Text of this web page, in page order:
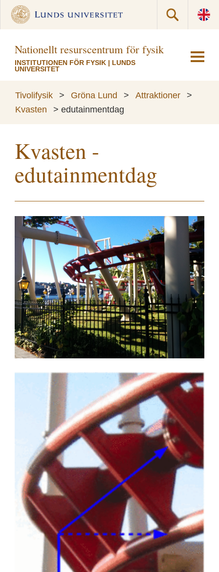
Nationellt resurscentrum för fysik
INSTITUTIONEN FÖR FYSIK | LUNDS
UNIVERSITET
Tivolifysik > Gröna Lund > Attraktioner
>
Kvasten
> edutainmentdag
Kvasten -
edutainmentdag